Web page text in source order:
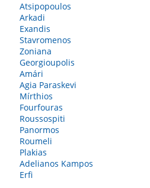
Atsipopoulos
Arkadi
Exandis
Stavromenos
Zoniana
Georgioupolis
Amári
Agia Paraskevi
Mírthios
Fourfouras
Roussospiti
Panormos
Roumeli
Plakias
Adelianos Kampos
Erfi